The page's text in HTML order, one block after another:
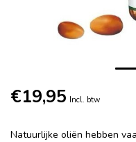
€19,95 Incl. btw
Natuurlijke oliën hebben